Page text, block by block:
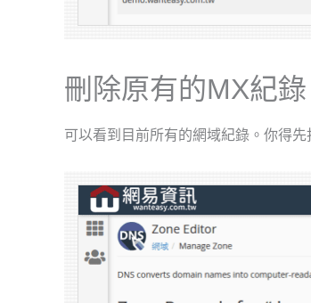
刪除原有的MX紀錄
可以看到目前所有的網域紀錄。你得